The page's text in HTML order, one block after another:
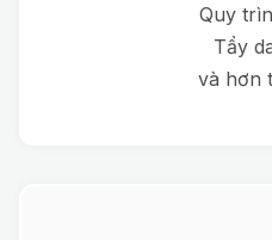
Quy
Tẩy
và hơn